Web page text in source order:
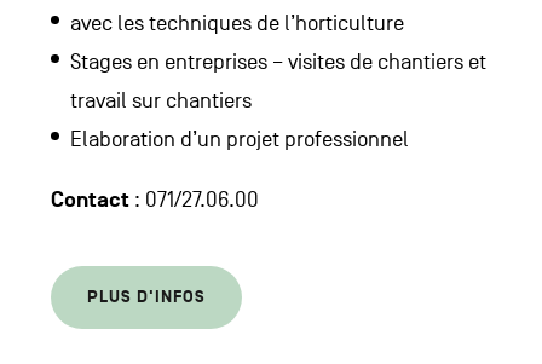
avec les techniques de l’horticulture
Stages en entreprises – visites de chantiers et
travail sur chantiers
Elaboration d’un projet professionnel
Contact : 071/27.06.00
PLUS D'INFOS